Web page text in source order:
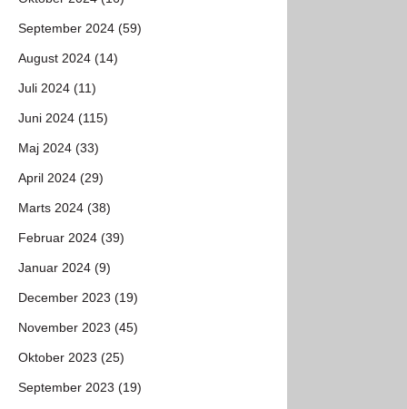
September 2024 (59)
August 2024 (14)
Juli 2024 (11)
Juni 2024 (115)
Maj 2024 (33)
April 2024 (29)
Marts 2024 (38)
Februar 2024 (39)
Januar 2024 (9)
December 2023 (19)
November 2023 (45)
Oktober 2023 (25)
September 2023 (19)